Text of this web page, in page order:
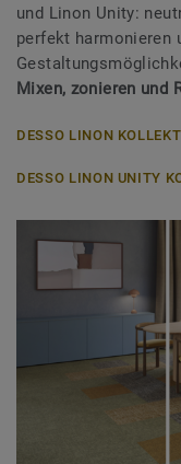
und Linon Unity:
perfekt harmonieren
Mixen, zonieren und
DESSO LINON
DESSO LINON UNITY